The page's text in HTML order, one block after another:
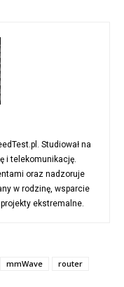
Studiował na
i telekomunikację.
oraz nadzoruje
w rodzinę, wsparcie
ekstremalne.
mmWave
router